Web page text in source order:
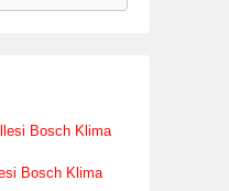
Bosch Klima
Bosch Klima